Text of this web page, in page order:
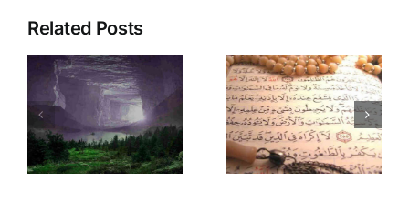
Related Posts
Supera
bloqueos y
conectate
con la
Divinidad:
Ciudad
Bajo Sitio
en kin 12:
Sana
karma